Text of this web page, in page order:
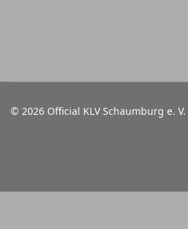
© 2026 Official KLV Schaumburg e.